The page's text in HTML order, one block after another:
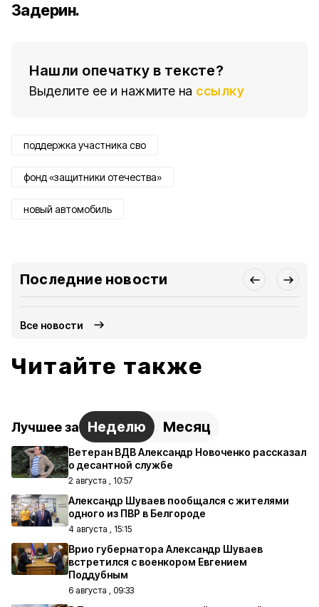
Задерин.
Нашли опечатку в тексте?
Выделите ее и нажмите на ссылку
поддержка участника сво
фонд «защитники отечества»
новый автомобиль
Последние новости
Все новости
Читайте также
Лучшее за Неделю Месяц
Ветеран ВДВ Александр Новоченко рассказал
о десантной службе
2 августа , 10:57
Александр Шуваев пообщался с жителями
одного из ПВР в Белгороде
4 августа , 15:15
Врио губернатора Александр Шуваев
встретился с военкором Евгением
Поддубным
6 августа , 09:33